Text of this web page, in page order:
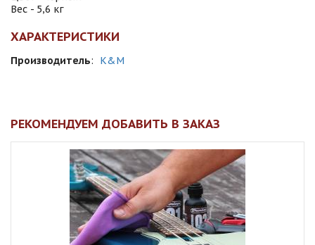
Вес - 5,6 кг
ХАРАКТЕРИСТИКИ
Производитель: K&M
РЕКОМЕНДУЕМ ДОБАВИТЬ В ЗАКАЗ